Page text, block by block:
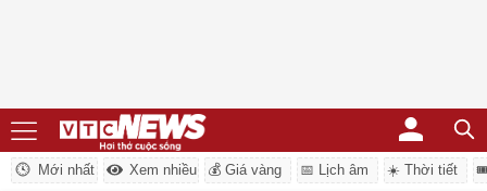
Mới nhất Xem nhiều 💰 Giá vàng 📅 Lịch âm ☀️ Thời tiết